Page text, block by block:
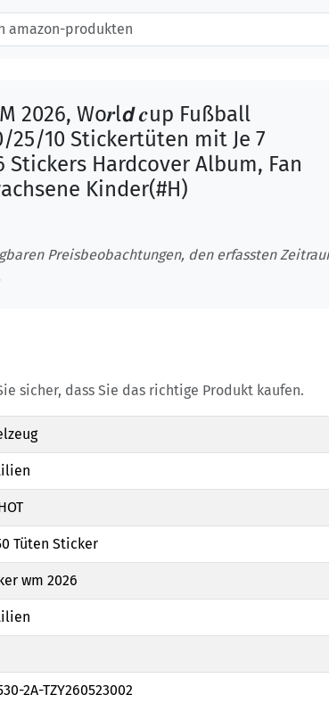
2026, Wo𝒓l𝙙 𝒄up Fußball
25/10 Stickertüten mit Je 7
Stickers Hardcover Album, Fan
Kinder(#H)
Preisbeobachtungen, den erfassten
sicher, dass Sie das richtige Produkt kaufen.
Tüten Sticker
wm 2026
2A-TZY260523002